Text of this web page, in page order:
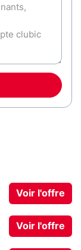
Voir l'offre
Voir l'offre